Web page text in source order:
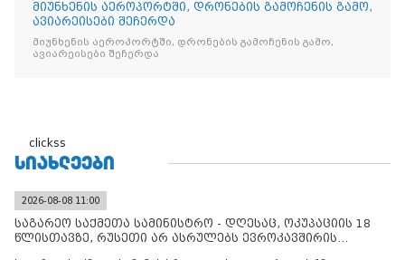
მიუნხენის აეროპორტში, დრონების გამოჩენის გამო,
ავიარეისები შეჩერდა
მიუნხენის აეროპორტში, დრონების გამოჩენის გამო,
ავიარეისები შეჩერდა
clickss
ᲡᲘᲐᲮᲚᲔᲔᲑᲘ
2026-08-08 11:00
საგარეო საქმეთა სამინისტრო - დღესაც, ოკუპაციის 18
წლისთავზე, რუსეთი არ ასრულებს ევროკავშირის